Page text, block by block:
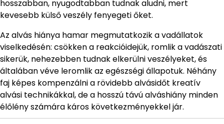
hosszabban, nyugodtabban tudnak aludni, mert
kevesebb külső veszély fenyegeti őket.
Az alvás hiánya hamar megmutatkozik a vadállatok
viselkedésén: csökken a reakcióidejük, romlik a vadászati
sikerük, nehezebben tudnak elkerülni veszélyeket, és
általában véve leromlik az egészségi állapotuk. Néhány
faj képes kompenzálni a rövidebb alvásidőt kreatív
alvási technikákkal, de a hosszú távú alváshiány minden
élőlény számára káros következményekkel jár.